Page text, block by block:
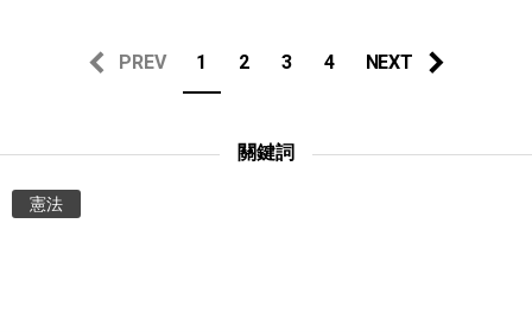
PREV 1 2 3 4 NEXT
關鍵詞
憲法